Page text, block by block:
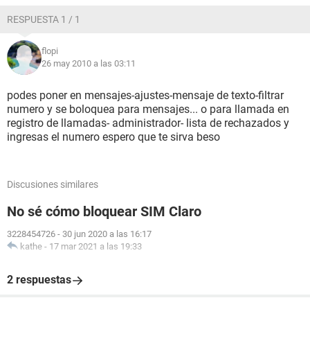
RESPUESTA 1 / 1
flopi
26 may 2010 a las 03:11
podes poner en mensajes-ajustes-mensaje de texto-filtrar
numero y se boloquea para mensajes... o para llamada en
registro de llamadas- administrador- lista de rechazados y
ingresas el numero espero que te sirva beso
Discusiones similares
No sé cómo bloquear SIM Claro
3228454726 - 30 jun 2020 a las 16:17
kathe - 17 mar 2021 a las 19:33
2 respuestas